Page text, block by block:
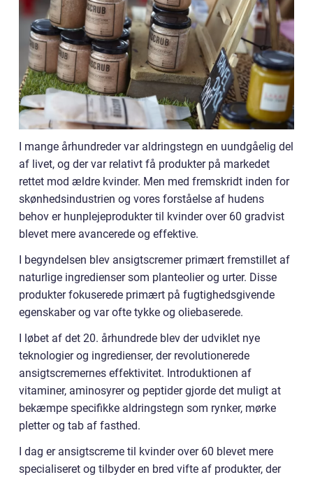
I mange århundreder var aldringstegn en uundgåelig del
af livet, og der var relativt få produkter på markedet
rettet mod ældre kvinder. Men med fremskridt inden for
skønhedsindustrien og vores forståelse af hudens
behov er hunplejeprodukter til kvinder over 60 gradvist
blevet mere avancerede og effektive.
I begyndelsen blev ansigtscremer primært fremstillet af
naturlige ingredienser som planteolier og urter. Disse
produkter fokuserede primært på fugtighedsgivende
egenskaber og var ofte tykke og oliebaserede.
I løbet af det 20. århundrede blev der udviklet nye
teknologier og ingredienser, der revolutionerede
ansigtscremernes effektivitet. Introduktionen af
vitaminer, aminosyrer og peptider gjorde det muligt at
bekæmpe specifikke aldringstegn som rynker, mørke
pletter og tab af fasthed.
I dag er ansigtscreme til kvinder over 60 blevet mere
specialiseret og tilbyder en bred vifte af produkter, der